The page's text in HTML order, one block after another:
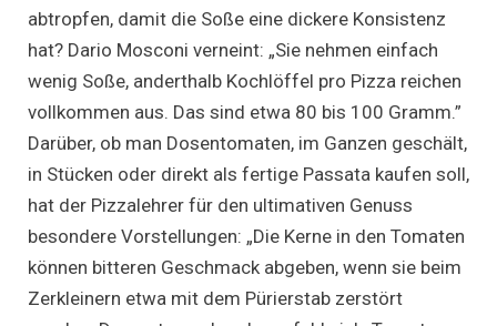
abtropfen, damit die Soße eine dickere Konsistenz
hat? Dario Mosconi verneint: „Sie nehmen einfach
wenig Soße, anderthalb Kochlöffel pro Pizza reichen
vollkommen aus. Das sind etwa 80 bis 100 Gramm.”
Darüber, ob man Dosentomaten, im Ganzen geschält,
in Stücken oder direkt als fertige Passata kaufen soll,
hat der Pizzalehrer für den ultimativen Genuss
besondere Vorstellungen: „Die Kerne in den Tomaten
können bitteren Geschmack abgeben, wenn sie beim
Zerkleinern etwa mit dem Pürierstab zerstört